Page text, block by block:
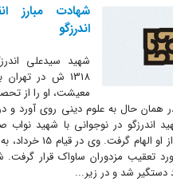
شهادت مبارز
اندرزگو
شهید سیدعلی
1318 ش در تهران
معیشت، او را از
همان حال به علوم دینی روی آورد و
در نوجوانی با شهید نواب
ستم‌ستیزی، از او الهام گرفت.
تعقیب مزدوران ساواک قرار گرفت.